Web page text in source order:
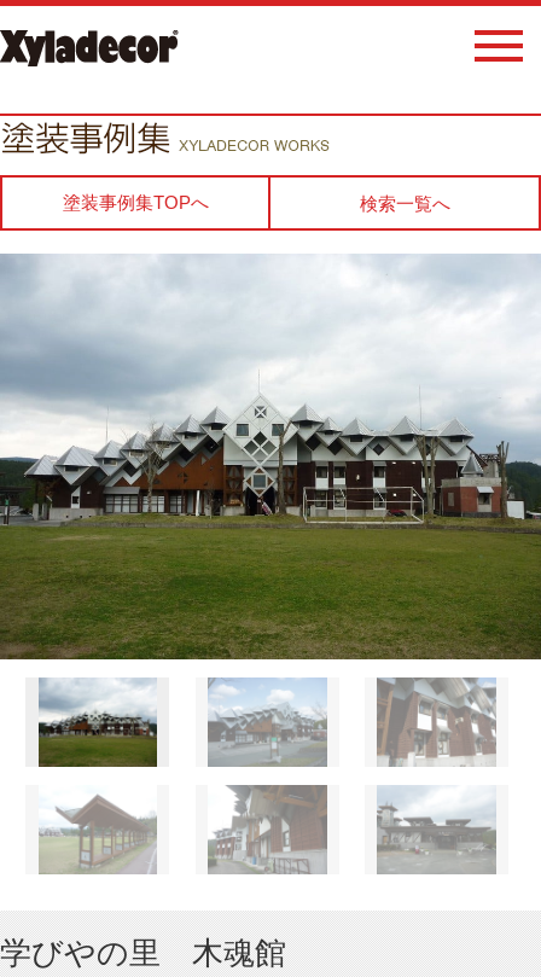
塗装事例集TOPへ 検索一覧へ
学びやの里 木魂館